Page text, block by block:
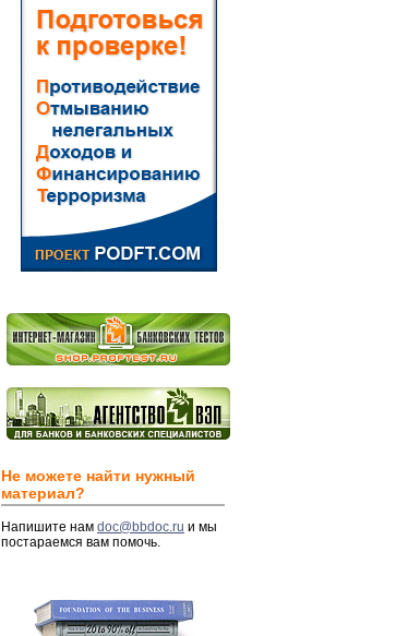
Не можете найти нужный
материал?
Напишите нам doc@bbdoc.ru и мы
постараемся вам помочь.